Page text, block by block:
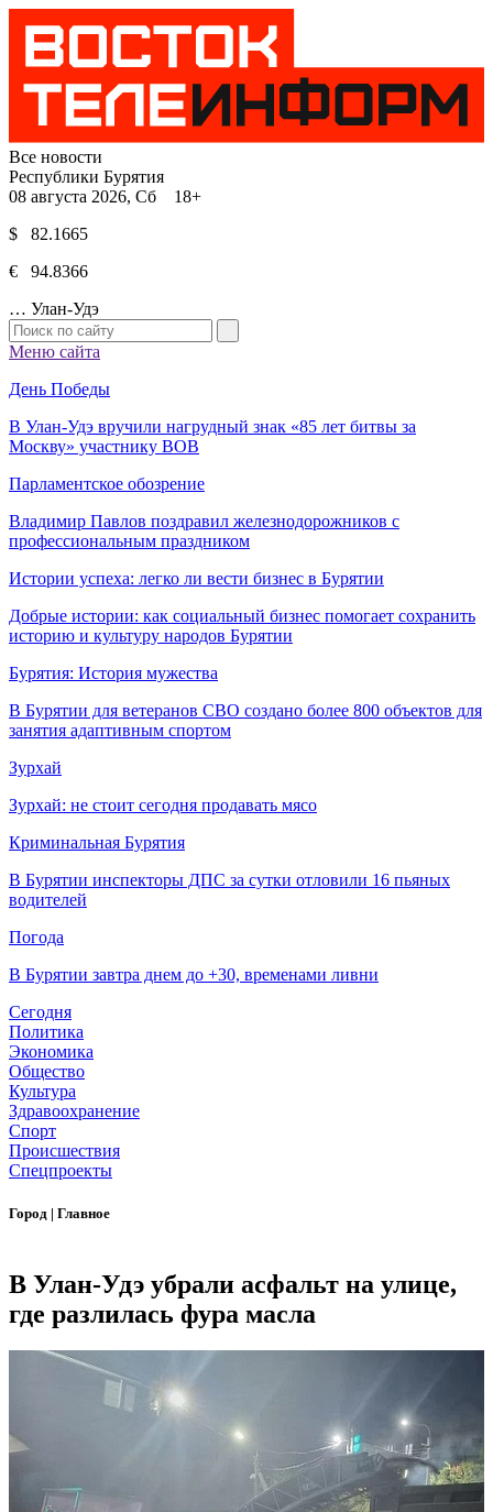
Все новости
Республики Бурятия
08 августа 2026, Сб 18+
$ 82.1665
€ 94.8366
… Улан-Удэ
Меню сайта
День Победы
В Улан-Удэ вручили нагрудный знак «85 лет битвы за
Москву» участнику ВОВ
Парламентское обозрение
Владимир Павлов поздравил железнодорожников с
профессиональным праздником
Истории успеха: легко ли вести бизнес в Бурятии
Добрые истории: как социальный бизнес помогает сохранить
историю и культуру народов Бурятии
Бурятия: История мужества
В Бурятии для ветеранов СВО создано более 800 объектов для
занятия адаптивным спортом
Зурхай
Зурхай: не стоит сегодня продавать мясо
Криминальная Бурятия
В Бурятии инспекторы ДПС за сутки отловили 16 пьяных
водителей
Погода
В Бурятии завтра днем до +30, временами ливни
Сегодня
Политика
Экономика
Общество
Культура
Здравоохранение
Спорт
Происшествия
Спецпроекты
Город | Главное
В Улан-Удэ убрали асфальт на улице,
где разлилась фура масла